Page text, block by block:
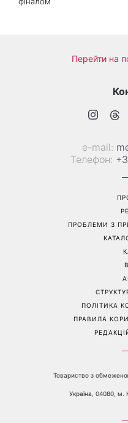
моїх пісень»: Тіна Кароль
презентувала незвичайний